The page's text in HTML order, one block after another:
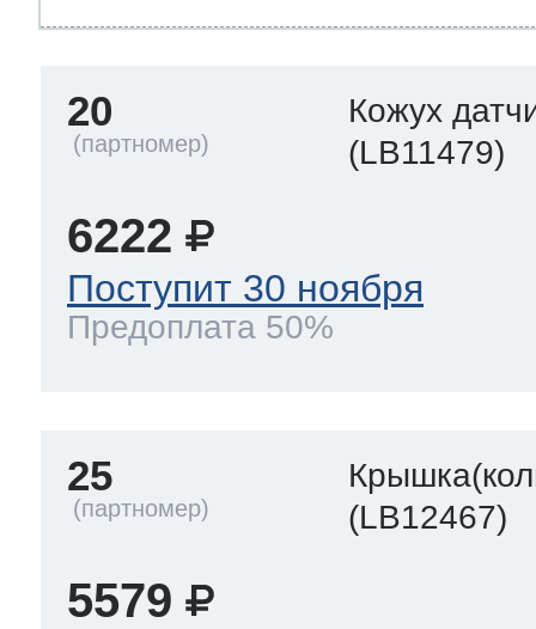
20
Кожух
(LB11479)
6222
Поступит 30 ноября
Предоплата 50%
25
(LB12467)
5579